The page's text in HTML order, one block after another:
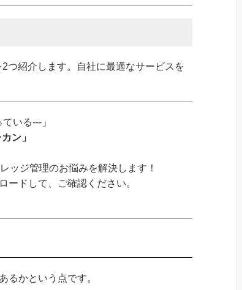
つ紹介します。自社に最適なサービスを
いる---」
ン」
ッジ管理のお悩みを解決します！
ードして、ご確認ください。
るかという点です。